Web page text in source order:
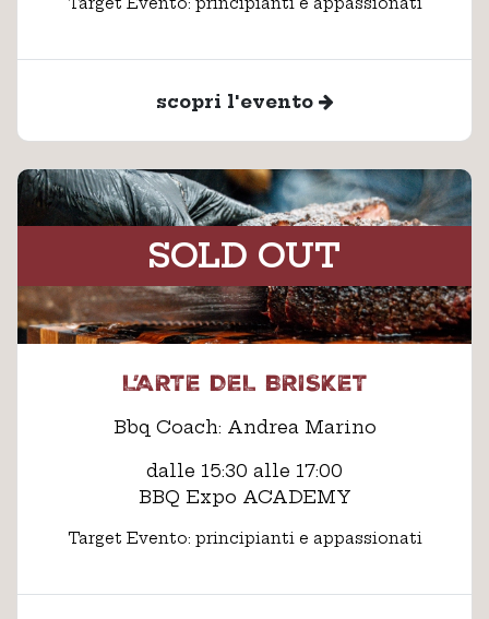
scopri l'evento
SOLD OUT
L’ARTE DEL BRISKET
Bbq Coach: Andrea Marino
dalle 15:30 alle 17:00
BBQ Expo ACADEMY
Target Evento: principianti e appassionati